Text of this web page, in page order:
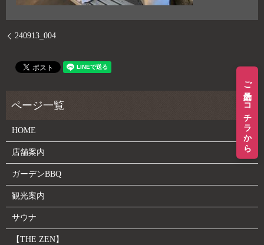
240913_004
HOME
店舗案内
ガーデンBBQ
観光案内
サウナ
【THE ZEN】
ご予約はコチラから